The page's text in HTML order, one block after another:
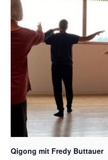
Qigong mit Fredy Buttauer